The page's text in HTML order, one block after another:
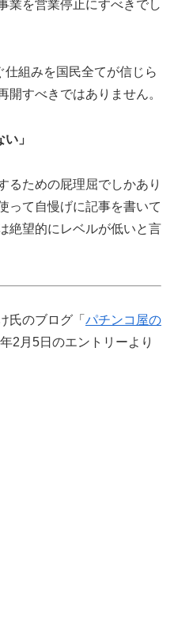
業を営業停止にすべきでし
組みを国民全てが信じら
開すべきではありません。
」
るための屁理屈でしかあり
って自慢げに記事を書いて
絶望的にレベルが低いと言
氏のブログ「 パチンコ屋の
2月5日のエントリーより